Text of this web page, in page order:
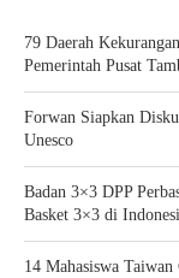
79 Daerah
Pemerintah Pusat
Forwan Siapkan
Unesco
Badan 3×3 DPP
Basket 3×3 di
14 Mahasiswa